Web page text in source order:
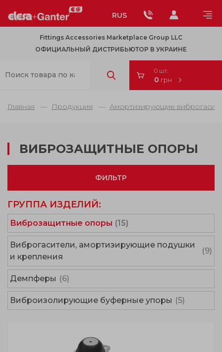
RUS
Fittings Accessories Marketplace Group LLC
ОФИЦИАЛЬНЫЙ ДИСТРИБЬЮТОР В УКРАИНЕ
0 шт.
0 грн
Главная Продукция Амортизирующие
ВИБРОЗАЩИТНЫЕ ОПОРЫ
ФИЛЬТР
ГРУППА ИЗДЕЛИЙ:
Виброзащитные опоры (15)
Виброгасители, амортизирующие подушки
и крепления
(9)
Демпферы (6)
Виброизолирующие буферные упоры (5)